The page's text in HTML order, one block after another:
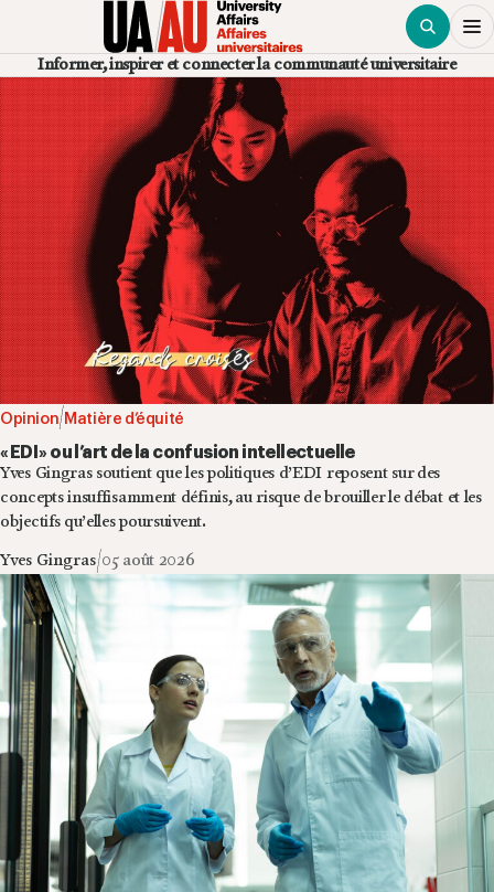
University
Study
Chercher
Informer, inspirer et connecter la communauté universitaire
Opinion Matière d’équité
« EDI » ou l’art de la confusion intellectuelle
Yves Gingras soutient que les politiques d’EDI reposent sur des
concepts insuffisamment définis, au risque de brouiller le débat et les
objectifs qu’elles poursuivent.
Yves Gingras 05 août 2026